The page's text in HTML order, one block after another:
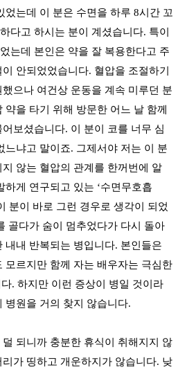
었는데 이 분은 수면을 하루 8시간 꼬
다고 하시는 분이 계셨습니다. 특이
는데 본인은 약을 잘 복용한다고 주
안되었었습니다. 혈압을 조절하기
으나 여건상 운동을 계속 미루던 분
약을 타기 위해 방문한 어느 날 함께
어보셨습니다. 이 분이 코를 너무 심
느냐고 말이죠. 그제서야 저는 이 분
않는 혈압의 관계를 한꺼번에 알
하게 연구되고 있는 ‘수면무호흡
분이 바로 그런 경우로 생각이 되었
골다가 숨이 멈추었다가 다시 돌아
내내 반복되는 병입니다. 본인들은
모르지만 함께 자는 배우자는 극심한
. 하지만 이런 증상이 병일 것이라
병원을 거의 찾지 않습니다.
되니까 충분한 휴식이 취해지지 않
가 띵하고 개운하지가 않습니다. 낮